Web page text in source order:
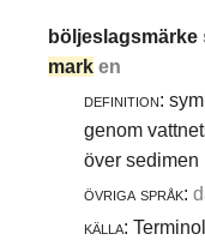
böljeslagsmärke
mark en
definition:
genom
över sedimen
övriga språk:
källa: